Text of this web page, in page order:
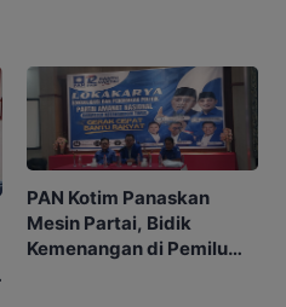
PAN Kotim Panaskan
Mesin Partai, Bidik
Kemenangan di Pemilu